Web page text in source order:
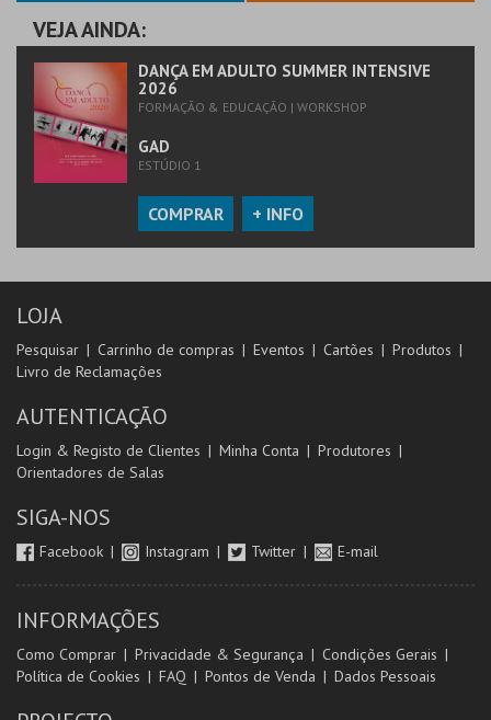
COMPRAR
VEJA AINDA:
DANÇA EM ADULTO SUMMER INTENSIVE
2026
FORMAÇÃO & EDUCAÇÃO | WORKSHOP
GAD
ESTÚDIO 1
COMPRAR + INFO
LOJA
Pesquisar Carrinho de compras Eventos Cartões
Produtos
Livro de Reclamações
AUTENTICAÇÃO
Login & Registo de Clientes Minha Conta
Produtores
Orientadores de Salas
SIGA-NOS
Facebook Instagram Twitter E-mail
INFORMAÇÕES
Como Comprar Privacidade & Segurança
Condições Gerais
Política de Cookies
FAQ Pontos de Venda Dados Pessoais